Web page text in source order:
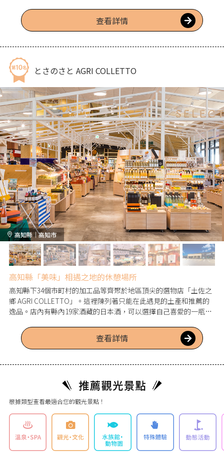
第1洞是可以爽快擊出下坡球的長洞。in course第13洞是長距離的
長洞，可以在第14洞欣賞一下香長平原和浦戶灣的景色稍做休息，
午餐到賽後聚餐等各種場合皆可使用。
查看詳情
とさのさと AGRI COLLETTO
高知縣｜高知市
高知縣「美味」相遇之地的休憩場所
高知縣下34個市町村的加工品等齊聚於地區頂尖的選物店「土佐之
鄉 AGRI COLLETTO」。這裡陳列著只能在此遇見的土產和推薦的
逸品。店內有縣內19家酒藏的日本酒，可以選擇自己喜愛的一瓶。
魂美食。
查看詳情
根據類型查看最適合您的觀光景點！